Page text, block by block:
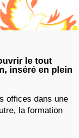
le tout
inséré en plein
offices dans une
la formation